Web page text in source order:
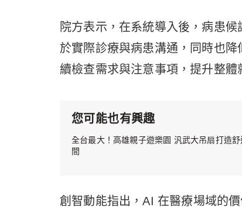
院方表示，在系統導入後，病患
於實際診療與病患溝通，同時也
續檢查需求與注意事項，提升整體
您可能也有興趣
全台最大！高雄親子遊樂園 汎武大吊扇打造舒
間
創智動能指出，AI 在醫療場域的